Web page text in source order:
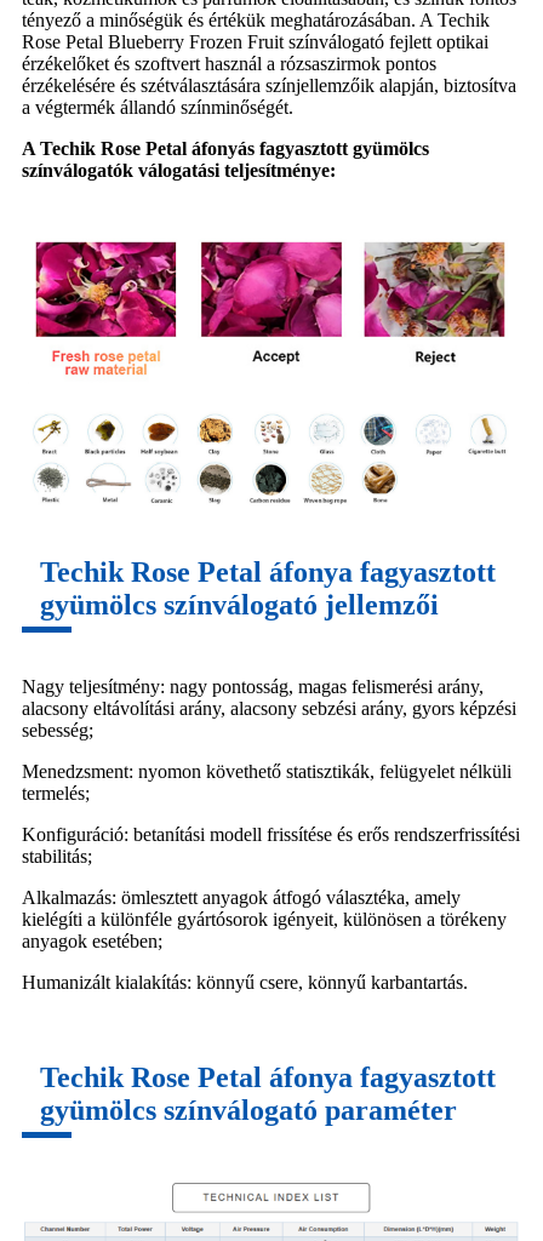
tényező a minőségük és értékük meghatározásában. A Techik
Rose Petal Blueberry Frozen Fruit színválogató fejlett optikai
érzékelőket és szoftvert használ a rózsaszirmok pontos
érzékelésére és szétválasztására színjellemzőik alapján, biztosítva
a végtermék állandó színminőségét.
A Techik Rose Petal áfonyás fagyasztott gyümölcs
színválogatók válogatási teljesítménye:
Techik Rose Petal áfonya fagyasztott
gyümölcs színválogató jellemzői
Nagy teljesítmény: nagy pontosság, magas felismerési arány,
alacsony eltávolítási arány, alacsony sebzési arány, gyors képzési
sebesség;
Menedzsment: nyomon követhető statisztikák, felügyelet nélküli
termelés;
Konfiguráció: betanítási modell frissítése és erős rendszerfrissítési
stabilitás;
Alkalmazás: ömlesztett anyagok átfogó választéka, amely
kielégíti a különféle gyártósorok igényeit, különösen a törékeny
anyagok esetében;
Humanizált kialakítás: könnyű csere, könnyű karbantartás.
Techik Rose Petal áfonya fagyasztott
gyümölcs színválogató paraméter